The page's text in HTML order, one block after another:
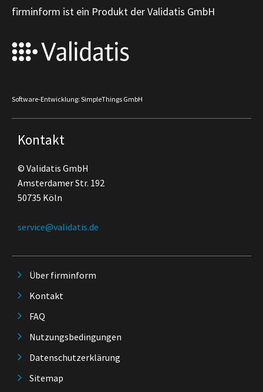
firminform ist ein Produkt der Validatis GmbH
Software-Entwicklung: SimpleThings GmbH
Kontakt
© Validatis GmbH
Amsterdamer Str. 192
50735 Köln
service@validatis.de
Über firminform
Kontakt
FAQ
Nutzungsbedingungen
Datenschutzerklärung
Sitemap